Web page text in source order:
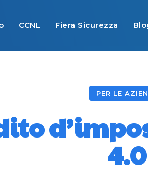
CCNL Fiera Sicurezza
PER LE
4.0